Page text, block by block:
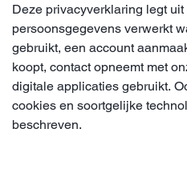
Deze privacyverklaring legt
persoonsgegevens verwerkt
gebruikt, een account
koopt, contact opneemt met
digitale applicaties gebruikt.
cookies en soortgelijke
beschreven.